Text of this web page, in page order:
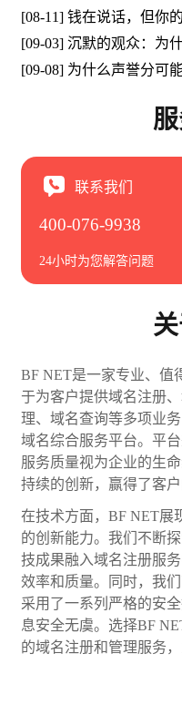
[08-11] 钱在说话，但你
[09-08] 为什么声誉分可
联系我们
400-076-9938
24小时为您解答问题
BF NET是一家专业、值
于为客户提供域名注册
理、域名查询等多项业
域名综合服务平台。平
服务质量视为企业的生
持续的创新，赢得了客
在技术方面，BF NET展
的创新能力。我们不断
技成果融入域名注册服
效率和质量。同时，我
采用了一系列严格的安
息安全无虞。选择BF
的域名注册和管理服务